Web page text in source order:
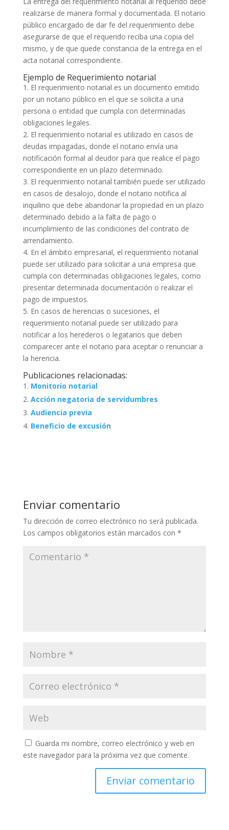
realizarse de manera formal y documentada. El notario
público encargado de dar fe del requerimiento debe
asegurarse de que el requerido reciba una copia del
mismo, y de que quede constancia de la entrega en el
acta notarial correspondiente.
Ejemplo de Requerimiento notarial
1. El requerimiento notarial es un documento emitido
por un notario público en el que se solicita a una
persona o entidad que cumpla con determinadas
obligaciones legales.
2. El requerimiento notarial es utilizado en casos de
deudas impagadas, donde el notario envía una
notificación formal al deudor para que realice el pago
correspondiente en un plazo determinado.
3. El requerimiento notarial también puede ser utilizado
en casos de desalojo, donde el notario notifica al
inquilino que debe abandonar la propiedad en un plazo
determinado debido a la falta de pago o
incumplimiento de las condiciones del contrato de
arrendamiento.
4. En el ámbito empresarial, el requerimiento notarial
puede ser utilizado para solicitar a una empresa que
cumpla con determinadas obligaciones legales, como
presentar determinada documentación o realizar el
pago de impuestos.
5. En casos de herencias o sucesiones, el
requerimiento notarial puede ser utilizado para
notificar a los herederos o legatarios que deben
comparecer ante el notario para aceptar o renunciar a
la herencia.
Publicaciones relacionadas:
Monitorio notarial
Acción negatoria de servidumbres
Audiencia previa
Beneficio de excusión
Enviar comentario
Tu dirección de correo electrónico no será publicada.
Los campos obligatorios están marcados con *
Guarda mi nombre, correo electrónico y web en
este navegador para la próxima vez que comente.